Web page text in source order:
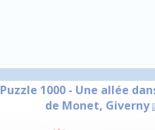
Puzzle 1000 - Une allée
de Monet, Giverny